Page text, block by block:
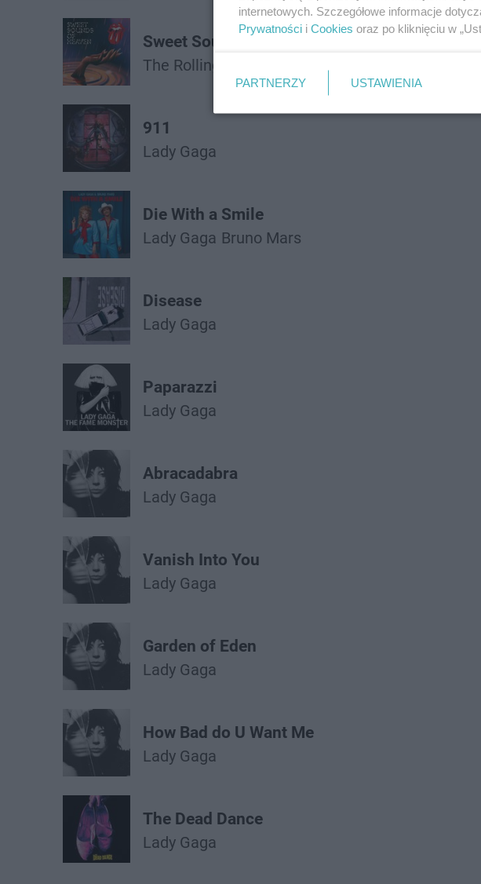
Sweet Sounds of Heaven
The Rolling Stones
Lady Gaga
911
Lady Gaga
Die With a Smile
Lady Gaga Bruno Mars
Disease
Lady Gaga
Paparazzi
Lady Gaga
Abracadabra
Lady Gaga
Vanish Into You
Lady Gaga
Garden of Eden
Lady Gaga
How Bad do U Want Me
Lady Gaga
The Dead Dance
Lady Gaga
internetowych. Szczegółowe informacje
Prywatności i Cookies oraz po kliknięciu w
PARTNERZY USTAWIENIA